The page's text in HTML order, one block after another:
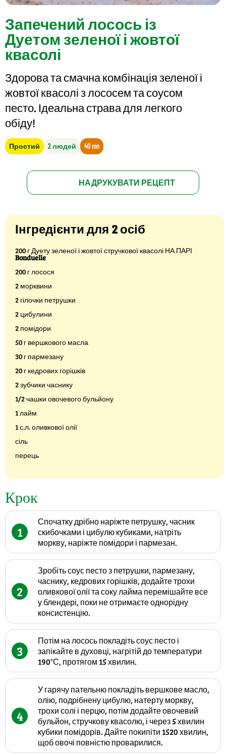
Запечений лосось із
Дуетом зеленої і жовтої
квасолі
Здорова та смачна комбінація зеленої і
жовтої квасолі з лососем та соусом
песто. Ідеальна страва для легкого
обіду!
Простий 2 людей 40 mn
НАДРУКУВАТИ РЕЦЕПТ
Інгредієнти для 2 осіб
200 г Дуету зеленої і жовтої стручкової квасолі НА ПАРІ
Bonduelle
200 г лосося
2 морквини
2 гілочки петрушки
2 цибулини
2 помідори
50 г вершкового масла
30 г пармезану
20 г кедрових горішків
2 зубчики часнику
1/2 чашки овочевого бульйону
1 лайм
1 с.л. оливкової олії
сіль
перець
Крок
1
Спочатку дрібно наріжте петрушку, часник
скибочками і цибулю кубиками, натріть
моркву, наріжте помідори і пармезан.
2
Зробіть соус песто з петрушки, пармезану,
часнику, кедрових горішків, додайте трохи
оливкової олії та соку лайма перемішайте все
у блендері, поки не отримаєте однорідну
консистенцію.
3
Потім на лосось покладіть соус песто і
запікайте в духовці, нагрітій до температури
190°С, протягом 15 хвилин.
4
У гарячу пательню покладіть вершкове масло,
олію, подрібнену цибулю, натерту моркву,
трохи солі і перцю, потім додайте овочевий
бульйон, стручкову квасолю, і через 5 хвилин
кубики помідорів. Дайте покипіти 1520 хвилин,
щоб овочі повністю проварилися.